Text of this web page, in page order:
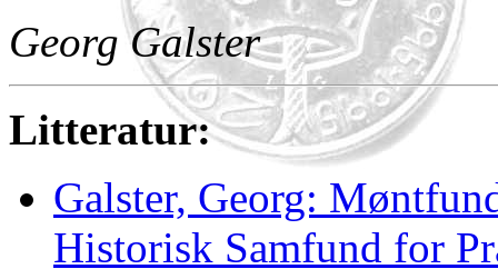
Georg Galster
Litteratur:
Galster, Georg:
Historisk Samfund for